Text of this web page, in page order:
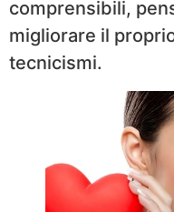
comprensibili,
migliorare il
tecnicismi.